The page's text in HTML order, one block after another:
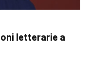
letterarie a